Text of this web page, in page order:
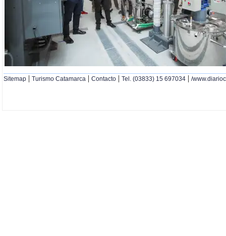
Sitemap | Turismo Catamarca | Contacto | Tel. (03833) 15 697034 | /